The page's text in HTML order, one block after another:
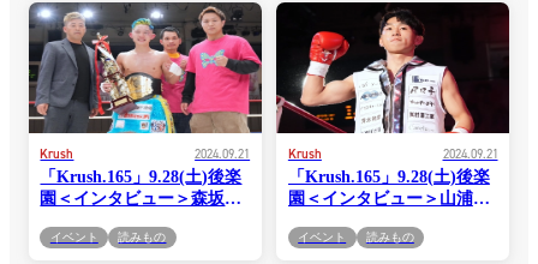
藤)vs「リニューアルした零
距離殺法をとくとご覧あ
れ！」(目黒)
揃い踏みで海外の強豪を迎
撃へ!! 女子ボクシング・
木村萌那が本戦でKrushデ
ビュー!!
Krush 2024.09.21
「Krush.165」9.28(土)後楽
園＜インタビュー＞森坂陸
いと思ってきたし、格闘技
イベント 読みもの
Krush 2024.09.21
「Krush.165」9.28(土)後楽
園＜インタビュー＞山浦力
技人生においてすごく大事
イベント 読みもの